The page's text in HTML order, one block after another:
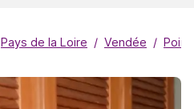
Pays de la Loire Vendée